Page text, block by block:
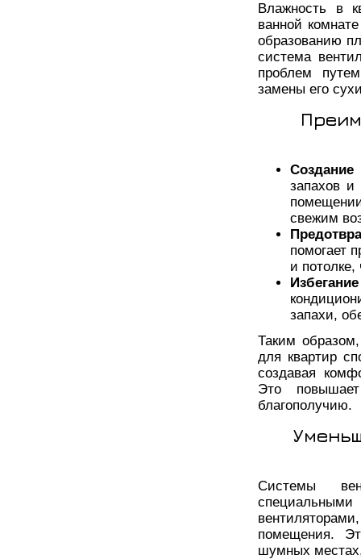
Влажность в
ванной
образованию
система
проблем
замены его
запахов и
свежим
помогает
и потолке,
запахи,
Таким
для квартир
создавая
Это
благополучию.
Системы
помещения.
шумных